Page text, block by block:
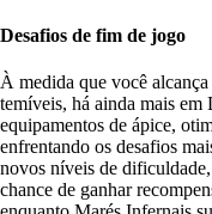
Desafios de fim de jogo
À medida que você
temíveis, há ainda mais
equipamentos de ápice,
enfrentando os desafios
novos níveis de
chance de ganhar